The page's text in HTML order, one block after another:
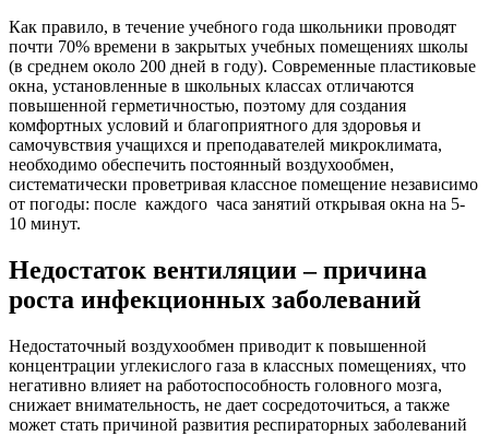
Как правило, в течение учебного года школьники проводят
почти 70% времени в закрытых учебных помещениях школы
(в среднем около 200 дней в году). Современные пластиковые
окна, установленные в школьных классах отличаются
повышенной герметичностью, поэтому для создания
комфортных условий и благоприятного для здоровья и
самочувствия учащихся и преподавателей микроклимата,
необходимо обеспечить постоянный воздухообмен,
систематически проветривая классное помещение независимо
от погоды: после каждого часа занятий открывая окна на 5-
10 минут.
Недостаток вентиляции – причина
роста инфекционных заболеваний
Недостаточный воздухообмен приводит к повышенной
концентрации углекислого газа в классных помещениях, что
негативно влияет на работоспособность головного мозга,
снижает внимательность, не дает сосредоточиться, а также
может стать причиной развития респираторных заболеваний